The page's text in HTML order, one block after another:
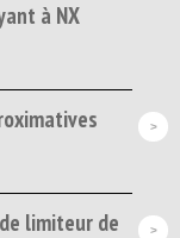
à NX
limiteur de